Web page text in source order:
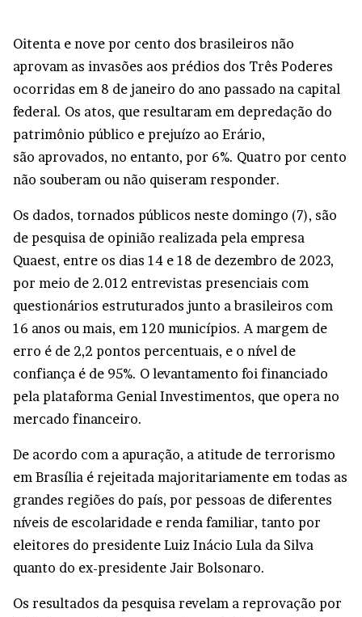
Oitenta e nove por cento dos brasileiros não
aprovam as invasões aos prédios dos Três Poderes
ocorridas em 8 de janeiro do ano passado na capital
federal. Os atos, que resultaram em depredação do
patrimônio público e prejuízo ao Erário,
são aprovados, no entanto, por 6%. Quatro por cento
não souberam ou não quiseram responder.
Os dados, tornados públicos neste domingo (7), são
de pesquisa de opinião realizada pela empresa
Quaest, entre os dias 14 e 18 de dezembro de 2023,
por meio de 2.012 entrevistas presenciais com
questionários estruturados junto a brasileiros com
16 anos ou mais, em 120 municípios. A margem de
erro é de 2,2 pontos percentuais, e o nível de
confiança é de 95%. O levantamento foi financiado
pela plataforma Genial Investimentos, que opera no
mercado financeiro.
De acordo com a apuração, a atitude de terrorismo
em Brasília é rejeitada majoritariamente em todas as
grandes regiões do país, por pessoas de diferentes
níveis de escolaridade e renda familiar, tanto por
eleitores do presidente Luiz Inácio Lula da Silva
quanto do ex-presidente Jair Bolsonaro.
Os resultados da pesquisa revelam a reprovação por